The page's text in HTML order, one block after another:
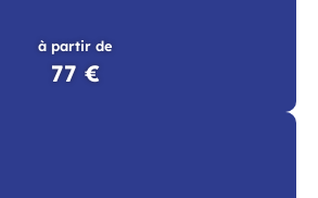
à partir de
77 €